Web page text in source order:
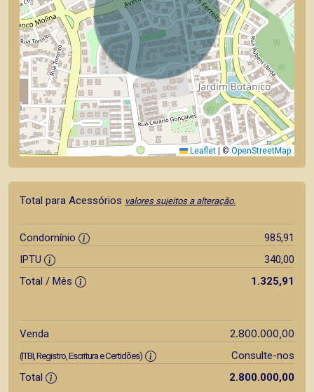
Leaflet © OpenStreetMap
Total para Acessórios valores sujeitos a alteração.
Condomínio
985,91
IPTU
340,00
Total / Mês
1.325,91
Venda 2.800.000,00
(ITBI, Registro, Escritura e Certidões)
Consulte-nos
Total
2.800.000,00